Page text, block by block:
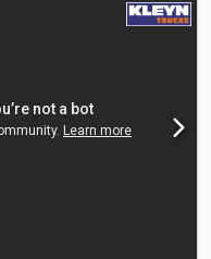
Type de châssis : Châssis
Informations générales
: KLEYN1 Groupe
Transmission Chsdpfx